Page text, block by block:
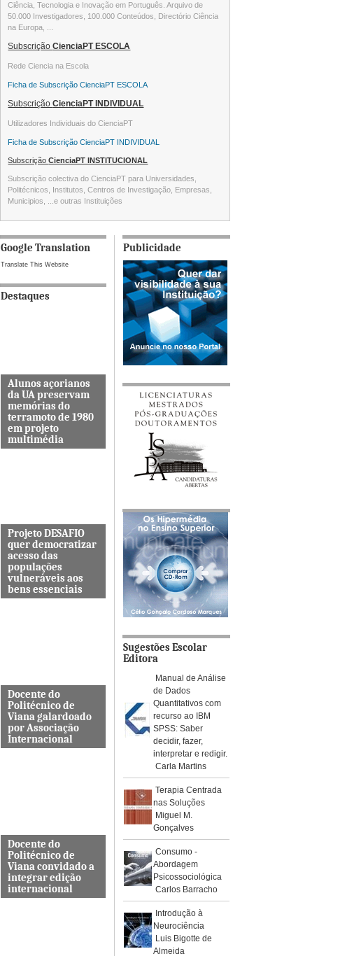
Ciência, Tecnologia e Inovação em Português. Arquivo de
50.000 Investigadores, 100.000 Conteúdos, Directório Ciência
na Europa, ...
SubscriçãoCienciaPT ESCOLA
Rede Ciencia na Escola
Ficha de Subscrição CienciaPT ESCOLA
SubscriçãoCienciaPT INDIVIDUAL
Utilizadores Individuais do CienciaPT
Ficha de Subscrição CienciaPT INDIVIDUAL
SubscriçãoCienciaPT INSTITUCIONAL
Subscrição colectiva do CienciaPT para Universidades,
Politécnicos, Institutos, Centros de Investigação, Empresas,
Municipios, ...e outras Instituições
Google Translation
Translate This Website
Destaques
Alunos açorianos
da UA preservam
memórias do
terramoto de 1980
em projeto
multimédia
Projeto DESAFIO
quer democratizar
acesso das
populações
vulneráveis aos
bens essenciais
Docente do
Politécnico de
Viana galardoado
por Associação
Internacional
Docente do
Politécnico de
Viana convidado a
integrar edição
internacional
Publicidade
Sugestões Escolar
Editora
Manual de Análise
de Dados
Quantitativos com
recurso ao IBM
SPSS: Saber
decidir, fazer,
interpretar e redigir.
Carla Martins
Terapia Centrada
nas Soluções
Miguel M.
Gonçalves
Consumo -
Abordagem
Psicossociológica
Carlos Barracho
Introdução à
Neurociência
Luis Bigotte de
Almeida